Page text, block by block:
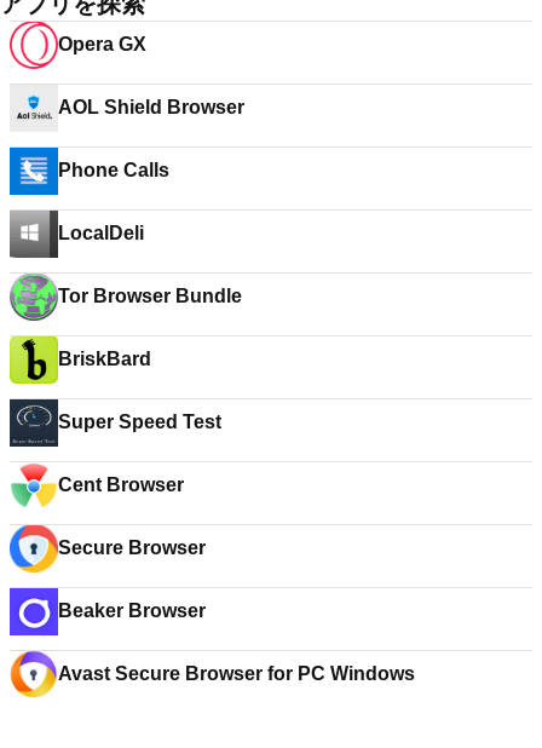
Opera GX
AOL Shield Browser
Phone Calls
LocalDeli
Tor Browser Bundle
BriskBard
Super Speed Test
Cent Browser
Secure Browser
Beaker Browser
Avast Secure Browser for PC Windows